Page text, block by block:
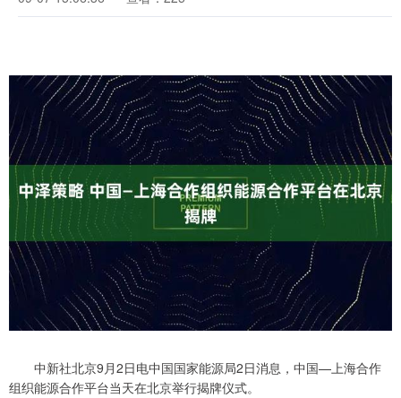
中新社北京9月2日电中国国家能源局2日消息，中国—上海合作
组织能源合作平台当天在北京举行揭牌仪式。